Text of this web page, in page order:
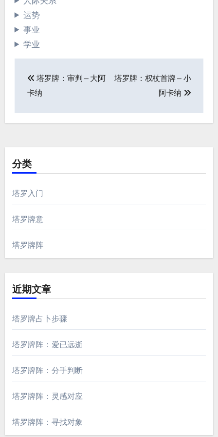
运势
事业
学业
章
航
塔罗牌：审判 – 大阿
卡纳
塔罗牌：权杖首牌 – 小
阿卡纳
分类
塔罗入门
塔罗牌意
塔罗牌阵
近期文章
塔罗牌占卜步骤
塔罗牌阵：爱已远逝
塔罗牌阵：分手判断
塔罗牌阵：灵感对应
塔罗牌阵：寻找对象